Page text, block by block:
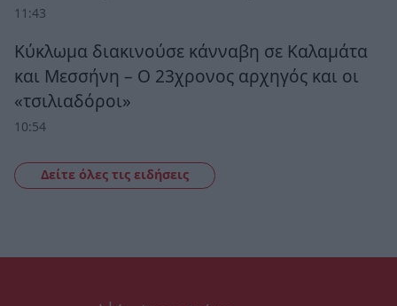
11:43
Κύκλωμα διακινούσε κάνναβη σε Καλαμάτα
και Μεσσήνη – Ο 23χρονος αρχηγός και οι
«τσιλιαδόροι»
10:54
Δείτε όλες τις ειδήσεις